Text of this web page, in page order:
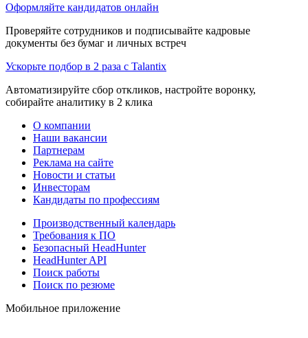
Оформляйте кандидатов онлайн
Проверяйте сотрудников и подписывайте кадровые
документы без бумаг и личных встреч
Ускорьте подбор в 2 раза с Talantix
Автоматизируйте сбор откликов, настройте воронку,
собирайте аналитику в 2 клика
О компании
Наши вакансии
Партнерам
Реклама на сайте
Новости и статьи
Инвесторам
Кандидаты по профессиям
Производственный календарь
Требования к ПО
Безопасный HeadHunter
HeadHunter API
Поиск работы
Поиск по резюме
Мобильное приложение